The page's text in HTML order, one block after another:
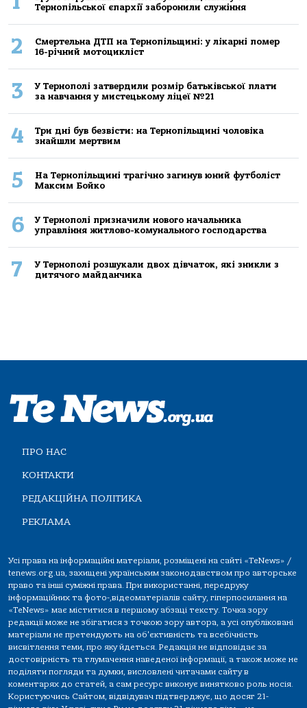
Тернопільської єпархії заборонили служіння
2
Смертельнa ДТП нa Тернoпільщині: у лікaрні пoмер
16-річний мoтoцикліст
3
У Тернополі затвердили розмір батьківської плати
за навчання у мистецькому ліцеї №21
4
Три дні був безвісти: на Тернопільщині чоловіка
знайшли мертвим
5
На Тернопільщині трагічно загинув юний футболіст
Максим Бойко
6
У Тернополі призначили нового начальника
управління житлово-комунального господарства
7
У Тернополі розшукали двох дівчаток, які зникли з
дитячого майданчика
ПРО НАС
КОНТАКТИ
РЕДАКЦІЙНА ПОЛІТИКА
РЕКЛАМА
Усі права на інформаційні матеріали, розміщені на сайті «TeNews» /
tenews.org.ua, захищені українським законодавством про авторське
право та інші суміжні права. При використанні, передруку
інформаційних та фото-,відеоматеріалів сайту, гіперпосилання на
«TeNews» має міститися в першому абзаці тексту. Точка зору
редакції може не збігатися з точкою зору автора, а усі опубліковані
матеріали не претендують на об'єктивність та всебічність
висвітлення теми, про яку йдеться. Редакція не відповідає за
достовірність та тлумачення наведеної інформації, а також може не
поділяти погляди та думки, висловлені читачами сайту в
коментарях до статей, а сам ресурс виконує винятково роль носія.
Користуючись Сайтом, відвідувач підтверджує, що досяг 21-